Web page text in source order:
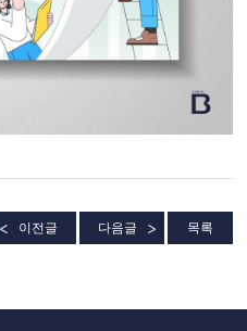
이전글 다음글 목록